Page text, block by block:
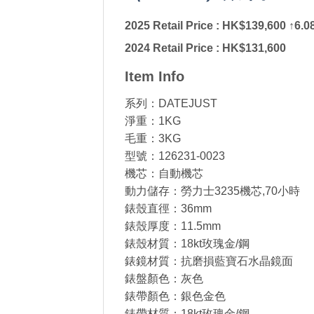
2025 Retail Price : HK$139,600
2024 Retail Price : HK$131,600
Item Info
系列：DATEJUST
淨重：1KG
毛重：3KG
型號：126231-0023
機芯：自動機芯
動力儲存：勞力士3235機芯,70小時
錶殼直徑：36mm
錶殼厚度：11.5mm
錶殼材質：18kt玫瑰金/鋼
錶鏡材質：抗磨損藍寶石水晶鏡面
錶盤顏色：灰色
錶帶顏色：銀色金色